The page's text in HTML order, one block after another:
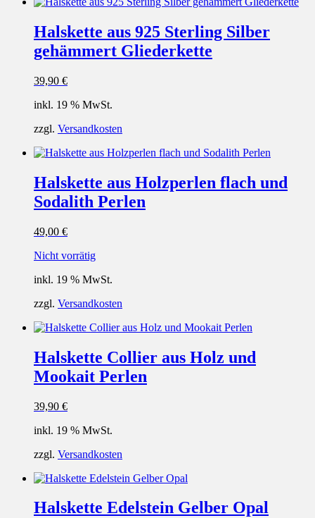
Halskette aus 925 Sterling Silber
gehämmert Gliederkette
39,90 €
inkl. 19 % MwSt.
zzgl. Versandkosten
Halskette aus Holzperlen flach und
Sodalith Perlen
49,00 €
Nicht vorrätig
inkl. 19 % MwSt.
zzgl. Versandkosten
Halskette Collier aus Holz und
Mookait Perlen
39,90 €
inkl. 19 % MwSt.
zzgl. Versandkosten
Halskette Edelstein Gelber Opal